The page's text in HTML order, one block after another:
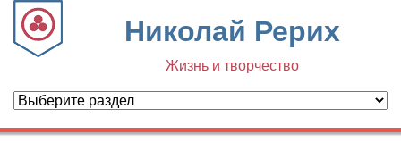
Николай Рерих
Жизнь и творчество